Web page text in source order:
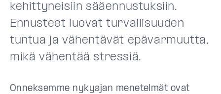
kehittyneisiin sääennustuksiin.
Ennusteet luovat turvallisuuden
tuntua ja vähentävät epävarmuutta,
mikä vähentää stressiä.
Onneksemme nykyajan menetelmät ovat